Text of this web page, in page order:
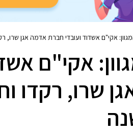
אקי"ם אשדוד ועובדי חברת אדמה אגן שרו,
אקי"ם
שרו, רקדו